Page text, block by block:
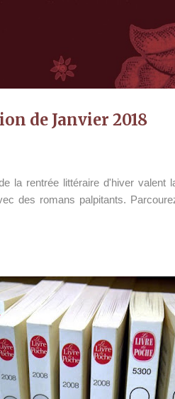
de Janvier 2018
la rentrée littéraire d'hiver valent
des romans palpitants.